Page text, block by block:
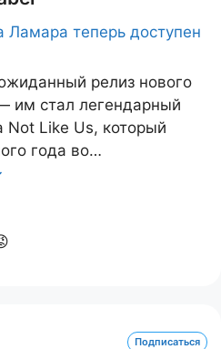
релиз нового
им стал легендарный
Like Us, который
года во…
Подписаться